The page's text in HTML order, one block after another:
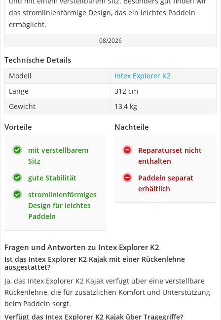
das stromlinienförmige Design, das ein leichtes Paddeln
ermöglicht.
08/2026
Technische Details
Modell
Intex Explorer K2
Länge
312 cm
Gewicht
13,4 kg
Vorteile
mit verstellbarem
Sitz
gute Stabilität
stromlinienförmiges
Design für leichtes
Paddeln
Nachteile
Reparaturset nicht
enthalten
Paddeln separat
erhältlich
Fragen und Antworten zu Intex Explorer K2
Ist das Intex Explorer K2 Kajak mit einer Rückenlehne
ausgestattet?
Ja, das Intex Explorer K2 Kajak verfügt über eine verstellbare
Rückenlehne, die für zusätzlichen Komfort und Unterstützung
beim Paddeln sorgt.
Verfügt das Intex Explorer K2 Kajak über Tragegriffe?